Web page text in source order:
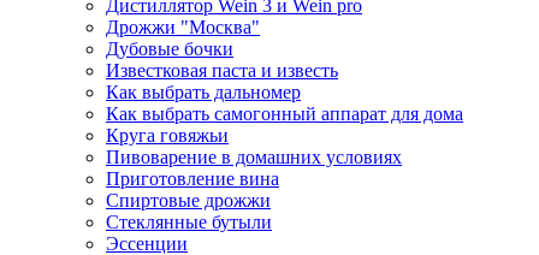
Дистиллятор Wein 3 и Wein pro
Дрожжи "Москва"
Дубовые бочки
Известковая паста и известь
Как выбрать дальномер
Как выбрать самогонный аппарат для дома
Круга говяжьи
Пивоварение в домашних условиях
Приготовление вина
Спиртовые дрожжи
Стеклянные бутыли
Эссенции